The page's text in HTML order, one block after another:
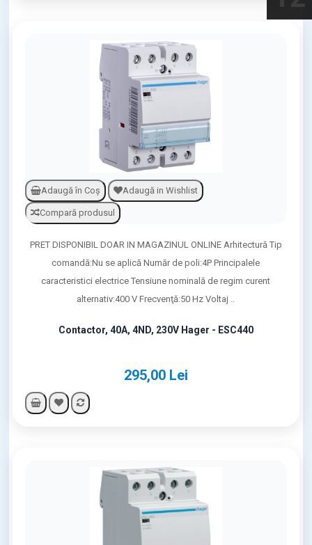
Adaugă în Coş Adaugă in Wishlist
Compară produsul
Contactor, 40A, 4ND, 230V Hager - ESC440
295,00 Lei
PRET DISPONIBIL DOAR IN MAGAZINUL ONLINE Arhitectură Tip
comandă:Nu se aplică Număr de poli:4P Principalele
caracteristici electrice Tensiune nominală de regim curent
alternativ:400 V Frecvenţă:50 Hz Voltaj ..